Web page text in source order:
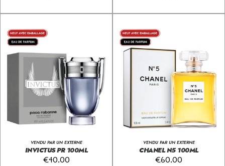
VENDU PAR UN EXTERNE
INVICTUS PR 100ML
€40.00
VENDU PAR UN EXTERNE
CHANEL N5 100ML
€60.00